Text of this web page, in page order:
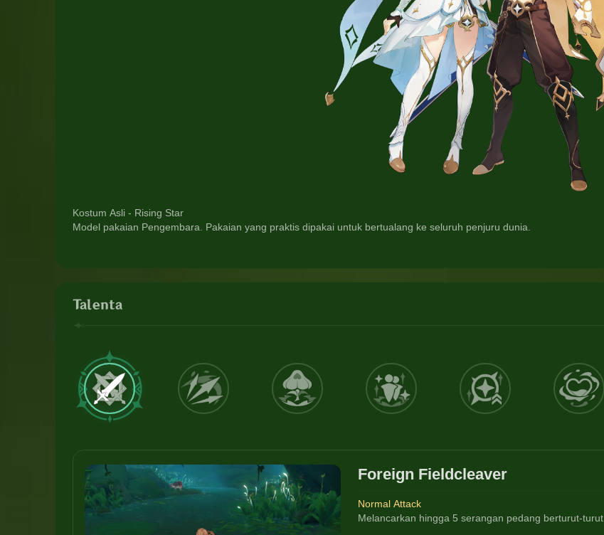
Kostum Asli - Rising Star
Model pakaian Pengembara. Pakaian yang praktis dipakai untuk bertualang ke seluruh penjuru dunia.
Talenta
Foreign Fieldcleaver
Normal Attack
Melancarkan hingga 5 serangan pedang berturut-turut.